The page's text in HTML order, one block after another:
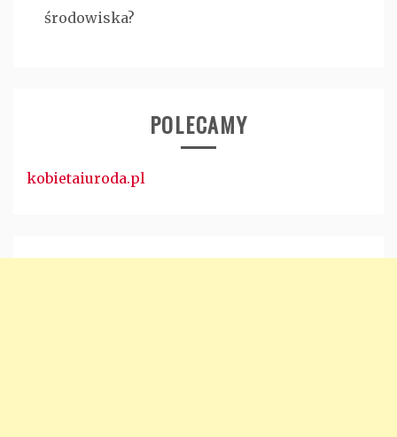
środowiska?
POLECAMY
kobietaiuroda.pl